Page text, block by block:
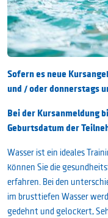
Sofern es neue
und / oder donnerstags
Bei der Kursanmeldung
Geburtsdatum der
Wasser ist ein ideales
können Sie die
erfahren. Bei den
im brusttiefen Wasser
gedehnt und gelockert,